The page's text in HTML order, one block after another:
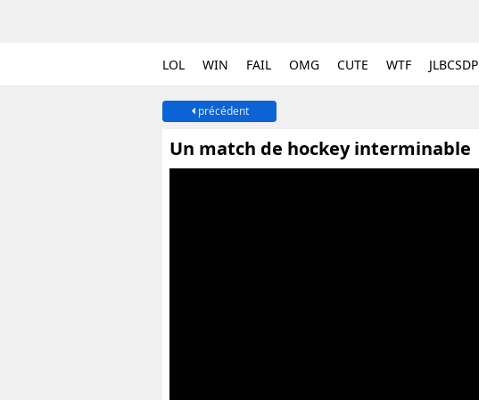
LOL WIN FAIL OMG CUTE WTF JLBCSDP
précédent
Un match de hockey interminable